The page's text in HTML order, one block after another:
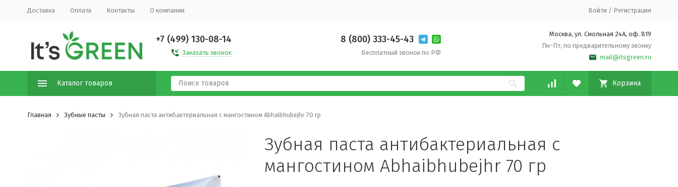
Доставка Оплата Контакты О компании Войти / Регистрация
+7 (499) 130-08-14
Заказать звонок
8 (800) 333-45-43
Бесплатный звонок по РФ
Москва, ул. Смольная 24А, оф. 819
Пн-Пт, по предварительному звонку
mail@itsgreen.ru
Каталог товаров Корзина
Главная Зубные пасты Зубная паста антибактериальная с мангостином Abhaibhubejhr 70 гр
Зубная паста антибактериальная с
мангостином Abhaibhubejhr 70 гр